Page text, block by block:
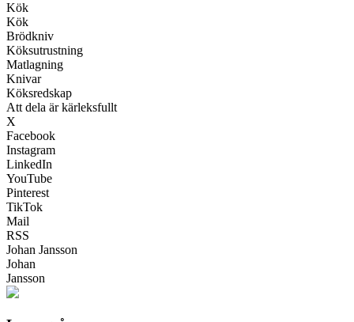
Kök
Kök
Brödkniv
Köksutrustning
Matlagning
Knivar
Köksredskap
Att dela är kärleksfullt
X
Facebook
Instagram
LinkedIn
YouTube
Pinterest
TikTok
Mail
RSS
Johan Jansson
Johan
Jansson